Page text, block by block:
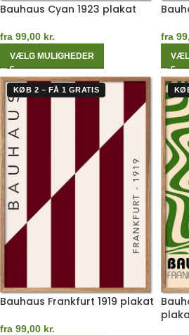
Bauhaus Cyan 1923 plakat
fra 99,00 kr.
VÆLG MULIGHEDER
fra
KØB 2 – FÅ 1 GRATIS
Bauhaus Frankfurt 1919 plakat
fra 99,00 kr.